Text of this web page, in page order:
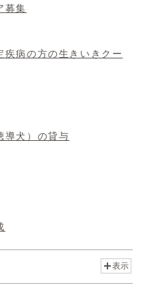
募集
疾病の方の生きいきクー
導犬）の貸与
表示